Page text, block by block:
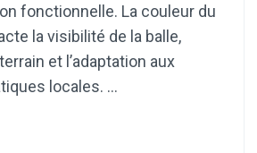
fonctionnelle. La couleur du
la visibilité de la balle,
et l’adaptation aux
locales. …